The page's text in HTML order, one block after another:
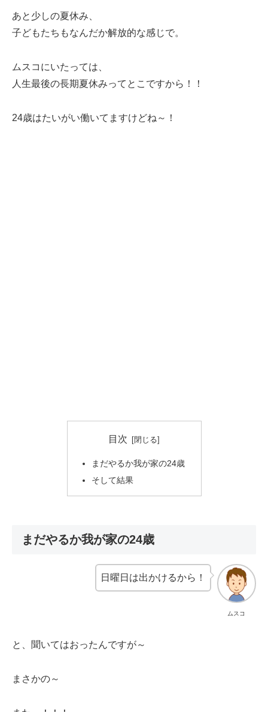
あと少しの夏休み、
子どもたちもなんだか解放的な感じで。
ムスコにいたっては、
人生最後の長期夏休みってとこですから！！
24歳はたいがい働いてますけどね～！
目次
まだやるか我が家の24歳
そして結果
まだやるか我が家の24歳
ムスコ
日曜日は出かけるから！
と、聞いてはおったんですが～
まさかの～